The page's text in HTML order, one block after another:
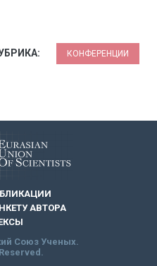
КОНФЕРЕНЦИИ
АВТОРА
Союз Ученых.